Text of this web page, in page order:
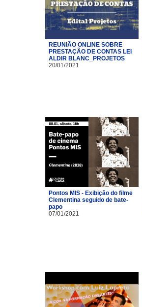
REUNIÃO ONLINE SOBRE
PRESTAÇÃO DE CONTAS LEI
ALDIR BLANC_PROJETOS
20/01/2021
Pontos MIS - Exibição do filme
Clementina seguido de bate-
papo
07/01/2021